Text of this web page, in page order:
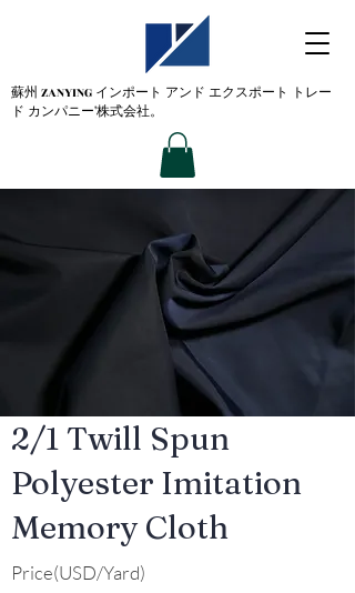
蘇州 ZANYING インポート アンド エクスポート トレー
ド カンパニー'株式会社。
2/1 Twill Spun
Polyester Imitation
Memory Cloth
Price(USD/Yard)